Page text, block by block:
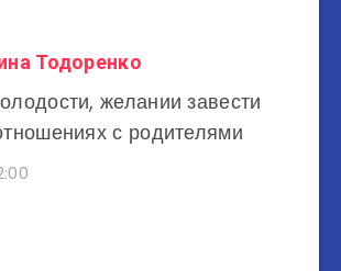
Тодоренко
желании завести
с родителями